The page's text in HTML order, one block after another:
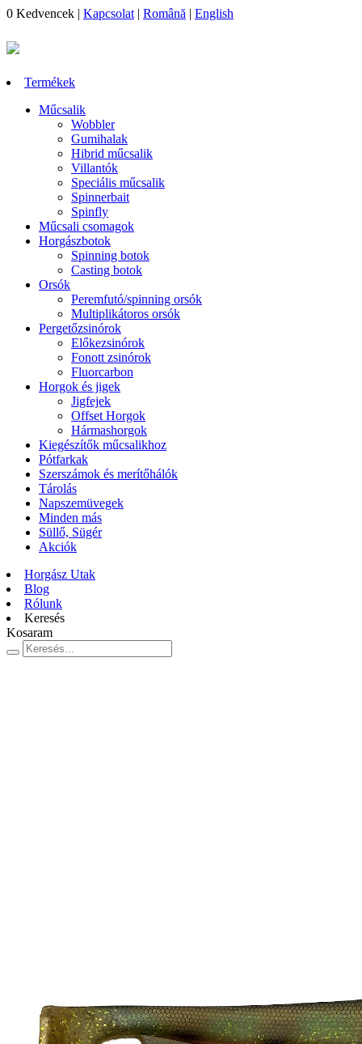
0 Kedvencek | Kapcsolat | Română | English
Termékek
Műcsalik
Wobbler
Gumihalak
Hibrid műcsalik
Villantók
Speciális műcsalik
Spinnerbait
Spinfly
Műcsali csomagok
Horgászbotok
Spinning botok
Casting botok
Orsók
Peremfutó/spinning orsók
Multiplikátoros orsók
Pergetőzsinórok
Előkezsinórok
Fonott zsinórok
Fluorcarbon
Horgok és jigek
Jigfejek
Offset Horgok
Hármashorgok
Kiegészítők műcsalikhoz
Pótfarkak
Szerszámok és merítőhálók
Tárolás
Napszemüvegek
Minden más
Süllő, Sügér
Akciók
Horgász Utak
Blog
Rólunk
Keresés
Kosaram